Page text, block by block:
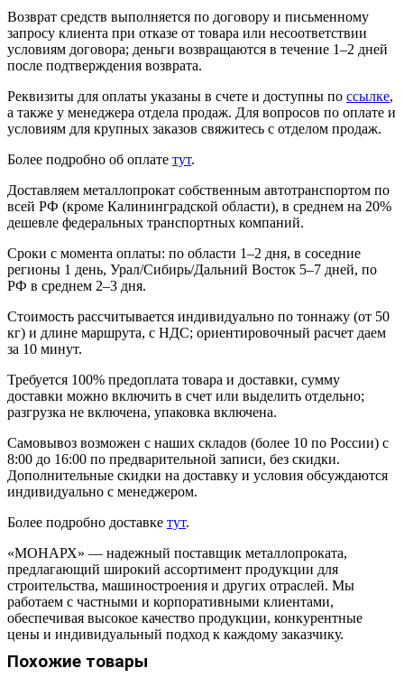
Возврат средств выполняется по договору и письменному
запросу клиента при отказе от товара или несоответствии
условиям договора; деньги возвращаются в течение 1–2 дней
после подтверждения возврата.
Реквизиты для оплаты указаны в счете и доступны по ссылке,
а также у менеджера отдела продаж. Для вопросов по оплате и
условиям для крупных заказов свяжитесь с отделом продаж.
Более подробно об оплате тут.
Доставляем металлопрокат собственным автотранспортом по
всей РФ (кроме Калининградской области), в среднем на 20%
дешевле федеральных транспортных компаний.
Сроки с момента оплаты: по области 1–2 дня, в соседние
регионы 1 день, Урал/Сибирь/Дальний Восток 5–7 дней, по
РФ в среднем 2–3 дня.
Стоимость рассчитывается индивидуально по тоннажу (от 50
кг) и длине маршрута, с НДС; ориентировочный расчет даем
за 10 минут.
Требуется 100% предоплата товара и доставки, сумму
доставки можно включить в счет или выделить отдельно;
разгрузка не включена, упаковка включена.
Самовывоз возможен с наших складов (более 10 по России) с
8:00 до 16:00 по предварительной записи, без скидки.
Дополнительные скидки на доставку и условия обсуждаются
индивидуально с менеджером.
Более подробно доставке тут.
«МОНАРХ» — надежный поставщик металлопроката,
предлагающий широкий ассортимент продукции для
строительства, машиностроения и других отраслей. Мы
работаем с частными и корпоративными клиентами,
обеспечивая высокое качество продукции, конкурентные
цены и индивидуальный подход к каждому заказчику.
Похожие товары